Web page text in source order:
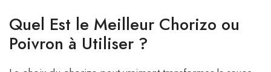
Quel Est le Meilleur Chorizo ou
Poivron à Utiliser ?